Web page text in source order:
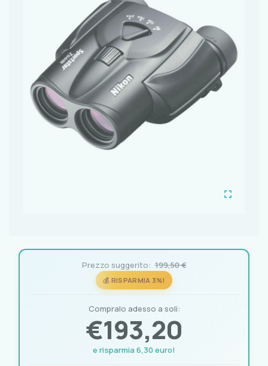
Prezzo suggerito: 199,50 €
💰 RISPARMIA 3%!
Compralo adesso a soli:
€193,20
e risparmia 6,30 euro!